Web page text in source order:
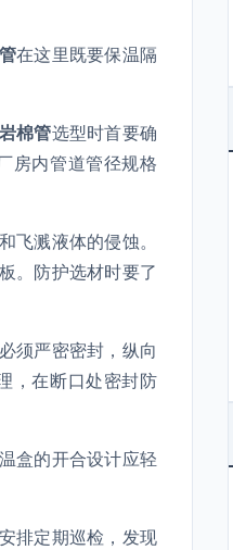
在这里既要保温隔
岩棉管选型时首要确
房内管道管径规格
飞溅液体的侵蚀。
。防护选材时要了
须严密密封，纵向
，在断口处密封防
盒的开合设计应轻
排定期巡检，发现